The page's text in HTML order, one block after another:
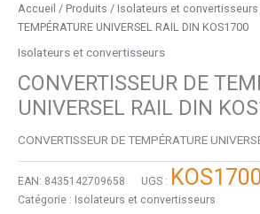
Accueil / Produits / Isolateurs et convertisseurs
TEMPÉRATURE UNIVERSEL RAIL DIN KOS1700
Isolateurs et convertisseurs
CONVERTISSEUR DE
UNIVERSEL RAIL DIN
CONVERTISSEUR DE TEMPÉRATURE
EAN: 8435142709658 UGS :
Catégorie : Isolateurs et convertisseurs